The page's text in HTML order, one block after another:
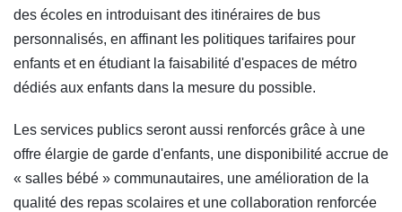
des écoles en introduisant des itinéraires de bus
personnalisés, en affinant les politiques tarifaires pour
enfants et en étudiant la faisabilité d'espaces de métro
dédiés aux enfants dans la mesure du possible.
Les services publics seront aussi renforcés grâce à une
offre élargie de garde d'enfants, une disponibilité accrue de
« salles bébé » communautaires, une amélioration de la
qualité des repas scolaires et une collaboration renforcée